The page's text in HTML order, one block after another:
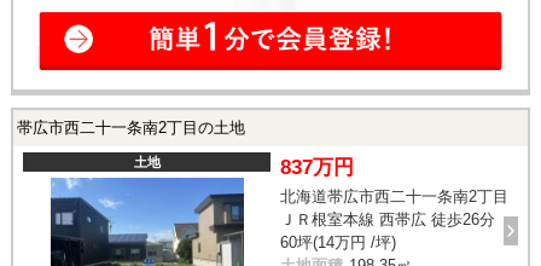
帯広市西二十一条南2丁目の土地
土地 837万円
北海道帯広市西二十一条南2丁目
ＪＲ根室本線 西帯広 徒歩26分
60坪(14万円 /坪)